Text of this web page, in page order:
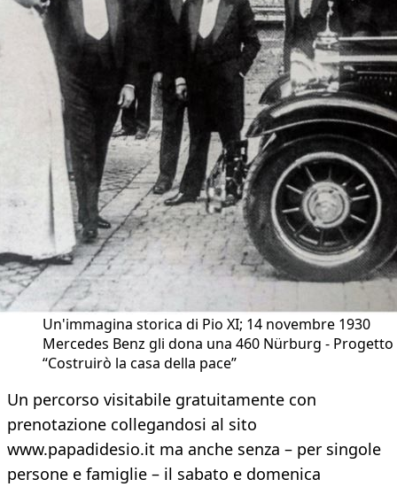
Un'immagina storica di Pio XI; 14 novembre 1930
Mercedes Benz gli dona una 460 Nürburg - Progetto
“Costruirò la casa della pace”
Un percorso visitabile gratuitamente con
prenotazione collegandosi al sito
www.papadidesio.it ma anche senza – per singole
persone e famiglie – il sabato e domenica